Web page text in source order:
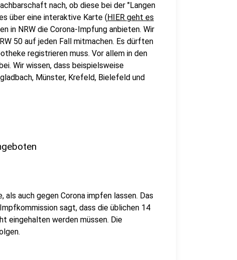
nach, ob diese bei der "Langen
über eine interaktive Karte (HIER geht es
in NRW die Corona-Impfung anbieten. Wir
50 auf jeden Fall mitmachen. Es dürften
registrieren muss. Vor allem in den
Wir wissen, dass beispielsweise
Münster, Krefeld, Bielefeld und
als auch gegen Corona impfen lassen. Das
sagt, dass die üblichen 14
eingehalten werden müssen. Die